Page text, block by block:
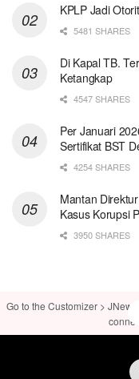
KPLP Jadi
5481 SHARES
Di Kapal TB.
Ketangkap
4547 SHARES
Per Januari
Sertifikat BST
4254 SHARES
Mantan
Kasus Korupsi
3950 SHARES
Go to the Customizer >